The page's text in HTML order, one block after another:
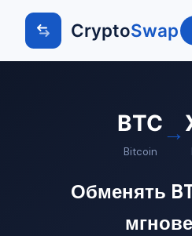
CryptoSwap
BTC
Bitcoin
→
Обменять